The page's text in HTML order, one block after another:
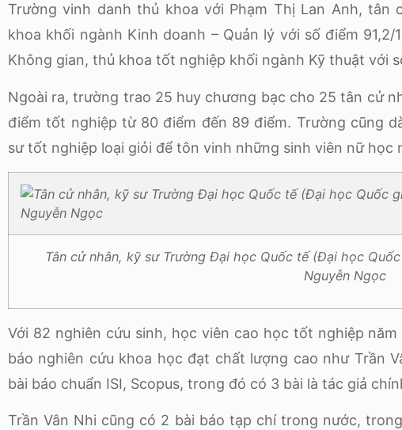
Trường vinh danh thủ khoa với Phạm Thị Lan Anh, tân
khoa khối ngành Kinh doanh – Quản lý với số điểm
Không gian, thủ khoa tốt nghiệp khối ngành Kỹ thuật với
Ngoài ra, trường trao 25 huy chương bạc cho 25 tân cử
điểm tốt nghiệp từ 80 điểm đến 89 điểm. Trường cũng
sư tốt nghiệp loại giỏi để tôn vinh những sinh viên nữ học
Tân cử nhân, kỹ sư Trường Đại học Quốc tế (Đại học
Nguyễn Ngọc
Với 82 nghiên cứu sinh, học viên cao học tốt nghiệp
báo nghiên cứu khoa học đạt chất lượng cao như Trần
bài báo chuẩn ISI, Scopus, trong đó có 3 bài là tác giả
Trần Vân Nhi cũng có 2 bài báo tạp chí trong nước,